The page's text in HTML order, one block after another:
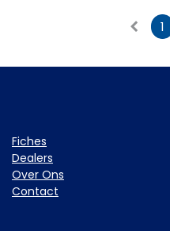
1
Fiche​s
Dealers
Over Ons
Contact